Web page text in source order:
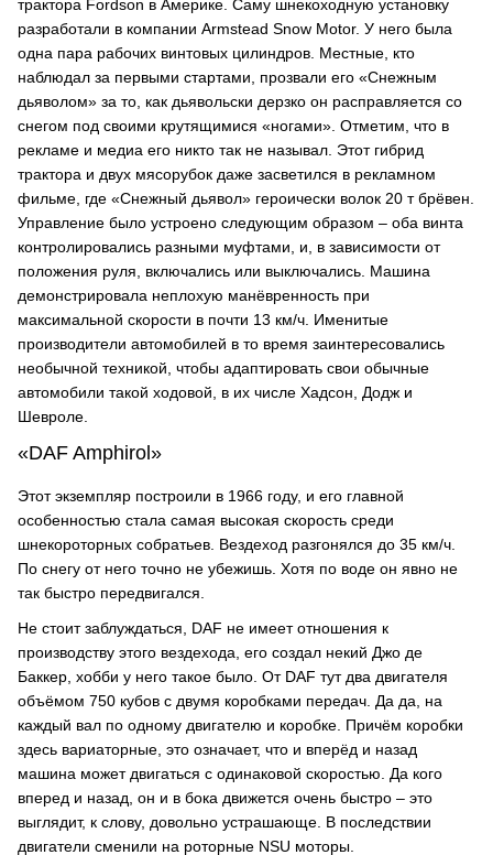
трактора Fordson в Америке. Саму шнекоходную установку
разработали в компании Armstead Snow Motor. У него была
одна пара рабочих винтовых цилиндров. Местные, кто
наблюдал за первыми стартами, прозвали его «Снежным
дьяволом» за то, как дьявольски дерзко он расправляется со
снегом под своими крутящимися «ногами». Отметим, что в
рекламе и медиа его никто так не называл. Этот гибрид
трактора и двух мясорубок даже засветился в рекламном
фильме, где «Снежный дьявол» героически волок 20 т брёвен.
Управление было устроено следующим образом – оба винта
контролировались разными муфтами, и, в зависимости от
положения руля, включались или выключались. Машина
демонстрировала неплохую манёвренность при
максимальной скорости в почти 13 км/ч. Именитые
производители автомобилей в то время заинтересовались
необычной техникой, чтобы адаптировать свои обычные
автомобили такой ходовой, в их числе Хадсон, Додж и
Шевроле.
«DAF Amphirol»
Этот экземпляр построили в 1966 году, и его главной
особенностью стала самая высокая скорость среди
шнекороторных собратьев. Вездеход разгонялся до 35 км/ч.
По снегу от него точно не убежишь. Хотя по воде он явно не
так быстро передвигался.
Не стоит заблуждаться, DAF не имеет отношения к
производству этого вездехода, его создал некий Джо де
Баккер, хобби у него такое было. От DAF тут два двигателя
объёмом 750 кубов с двумя коробками передач. Да да, на
каждый вал по одному двигателю и коробке. Причём коробки
здесь вариаторные, это означает, что и вперёд и назад
машина может двигаться с одинаковой скоростью. Да кого
вперед и назад, он и в бока движется очень быстро – это
выглядит, к слову, довольно устрашающе. В последствии
двигатели сменили на роторные NSU моторы.